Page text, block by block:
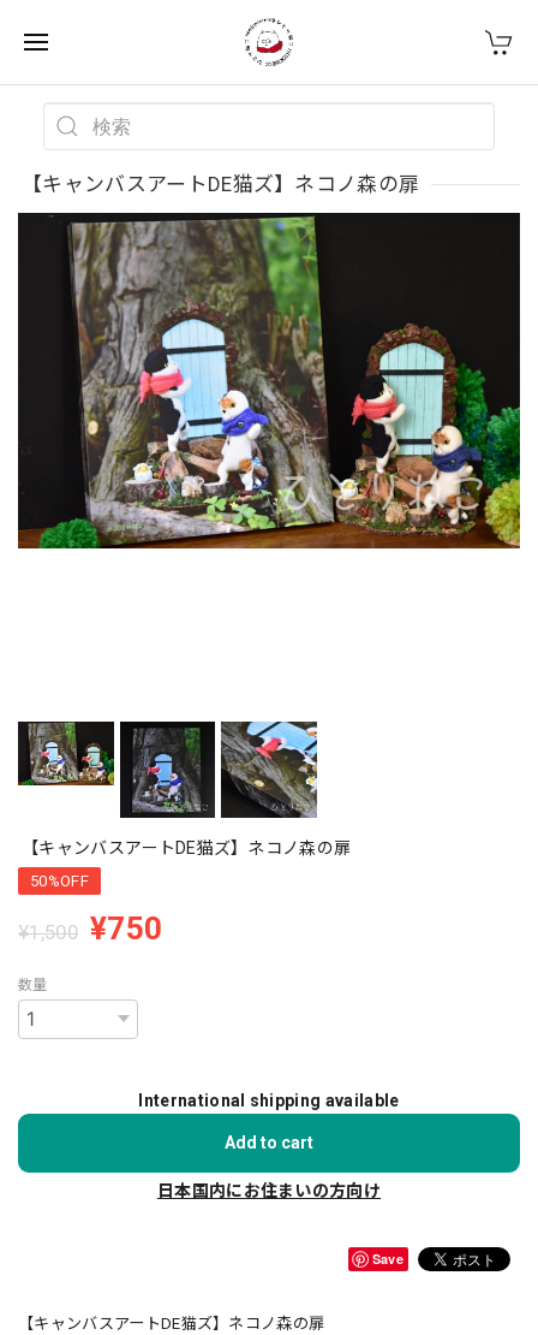
【キャンバスアートDE猫ズ】ネコノ森の扉
【キャンバスアートDE猫ズ】ネコノ森の扉
50%OFF
¥1,500 ¥750
数量
International shipping available
Add to cart
日本国内にお住まいの方向け
Save
【キャンバスアートDE猫ズ】ネコノ森の扉